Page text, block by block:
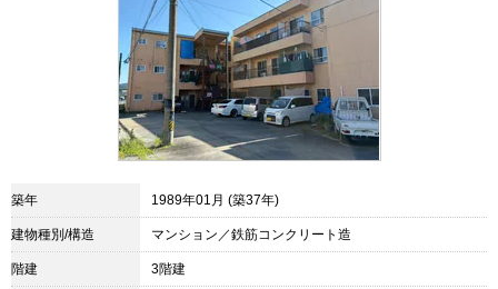
築年 1989年01月 (築37年)
建物種別/構造 マンション／鉄筋コンクリート造
階建 3階建